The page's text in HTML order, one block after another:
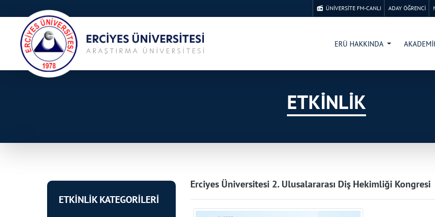
ÜNİVERSİTE FM-CANLI ADAY ÖĞRENCİ
ERÜ HAKKINDA
ETKİNLİK
ETKİNLİK KATEGORİLERİ
Erciyes Üniversitesi 2. Ulusalararası Diş Hekimliği Kongresi